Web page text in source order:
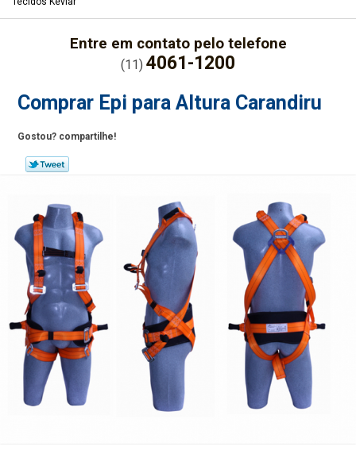
Entre em contato pelo telefone
(11) 4061-1200
Comprar Epi para Altura Carandiru
Gostou? compartilhe!